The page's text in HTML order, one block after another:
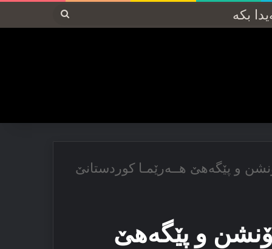
پەیدا
و پێگەهێ هــەرێمـا کوردستانێ
و پێگەهێ